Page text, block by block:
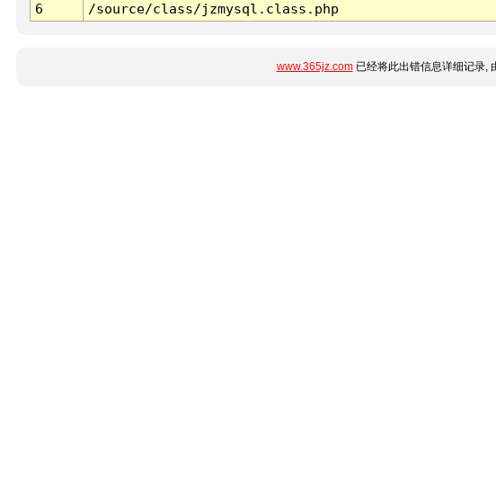
6
/source/class/jzmysql.class.php
www.365jz.com已经将此出错信息详细记录,